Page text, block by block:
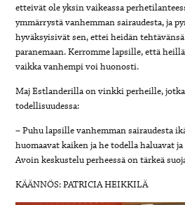
etteivät ole yksin vaikeassa
ymmärrystä vanhemman sairaudesta, ja
hyväksyisivät sen, ettei heidän tehtävänsä
paranemaan. Kerromme lapsille, että
vaikka vanhempi voi huonosti.
Maj Estlanderilla on vinkki perheille,
todellisuudessa:
– Puhu lapsille vanhemman sairaudesta
huomaavat kaiken ja he todella haluavat
Avoin keskustelu perheessä on tärkeä
KÄÄNNÖS: PATRICIA HEIKKILÄ